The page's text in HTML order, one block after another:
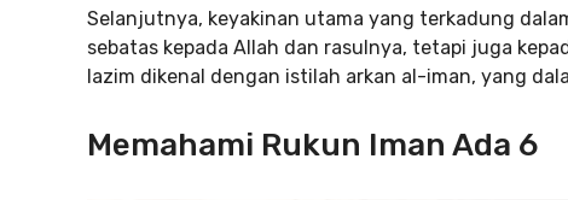
Selanjutnya, keyakinan utama yang terkadung
sebatas kepada Allah dan rasulnya, tetapi juga
lazim dikenal dengan istilah arkan al-iman, yang
Memahami Rukun Iman Ada 6